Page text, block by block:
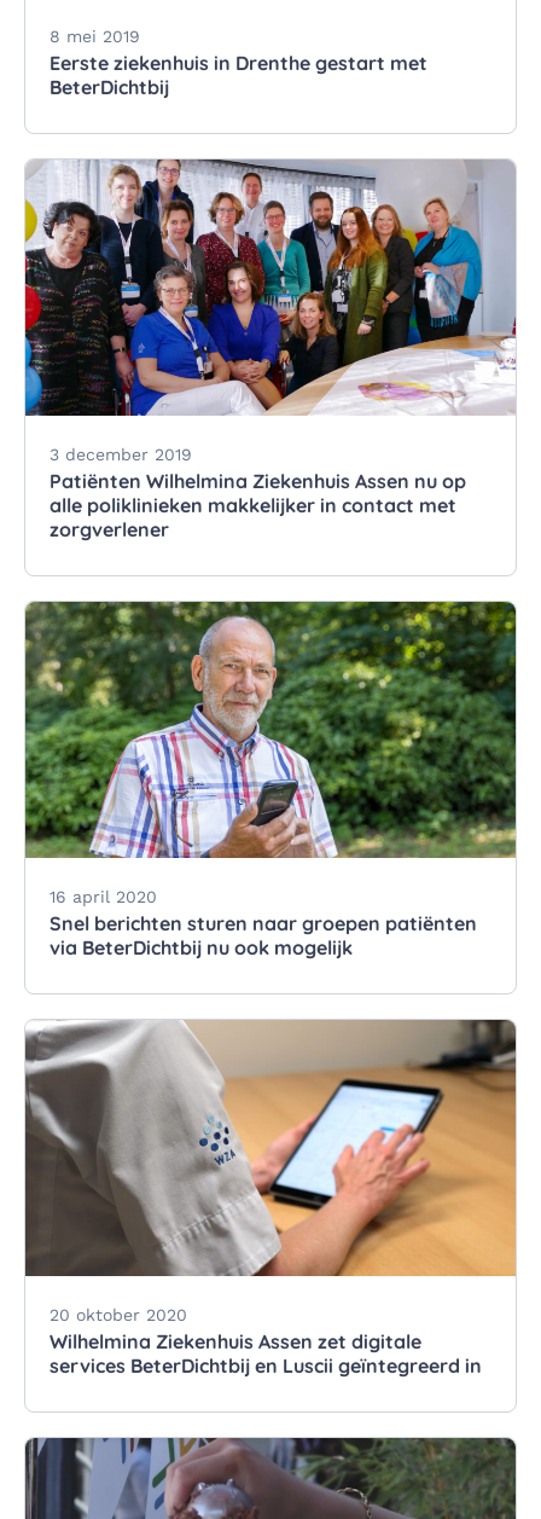
8 mei 2019
Eerste ziekenhuis in Drenthe gestart met
BeterDichtbij
3 december 2019
Patiënten Wilhelmina Ziekenhuis Assen nu op
alle poliklinieken makkelijker in contact met
zorgverlener
16 april 2020
Snel berichten sturen naar groepen patiënten
via BeterDichtbij nu ook mogelijk
20 oktober 2020
Wilhelmina Ziekenhuis Assen zet digitale
services BeterDichtbij en Luscii geïntegreerd in